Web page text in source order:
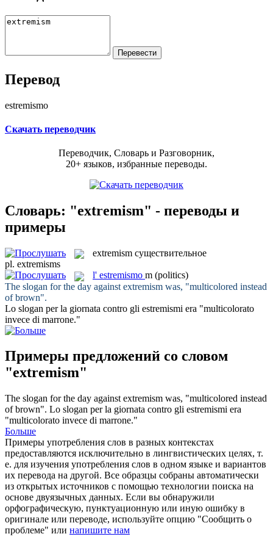
Перевод
estremismo
Скачать переводчик
Переводчик, Словарь и Разговорник,
20+ языков, избранные переводы.
Словарь: "extremism" - переводы и
примеры
extremism существительное
pl. extremisms
l' estremismo m (politics)
The slogan for the day against extremism was, "multicolored instead
of brown".
Lo slogan per la giornata contro gli estremismi era "multicolorato
invece di marrone."
Примеры предложений со словом
"extremism"
The slogan for the day against extremism was, "multicolored instead
of brown". Lo slogan per la giornata contro gli estremismi era
"multicolorato invece di marrone."
Больше
Примеры употребления слов в разных контекстах
предоставляются исключительно в лингвистических целях, т.
е. для изучения употребления слов в одном языке и вариантов
их перевода на другой. Все образцы собраны автоматически
из открытых источников с помощью технологии поиска на
основе двуязычных данных. Если вы обнаружили
орфографическую, пунктуационную или иную ошибку в
оригинале или переводе, используйте опцию "Сообщить о
проблеме" или напишите нам